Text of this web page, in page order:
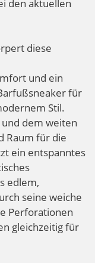
den aktuellen
diese
und ein
für
Stil.
dem weiten
Raum für die
ein entspanntes
edlem,
seine weiche
Perforationen
gleichzeitig für